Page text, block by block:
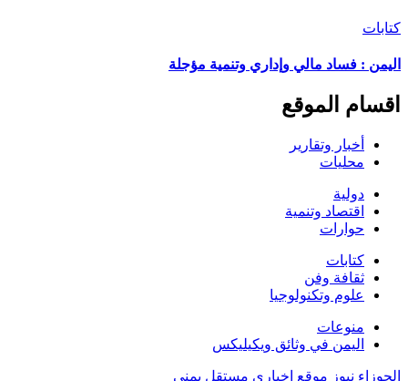
كتابات
اليمن : فساد مالي وإداري وتنمية مؤجلة
اقسام الموقع
أخبار وتقارير
محليات
دولية
اقتصاد وتنمية
حوارات
كتابات
ثقافة وفن
علوم وتكنولوجيا
منوعات
اليمن في وثائق ويكيليكس
الجوزاء نيوز موقع اخباري مستقل يمني